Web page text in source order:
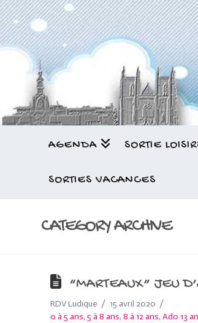
AGENDA SORTIE
SORTIES VACANCES
CATEGORY ARCHIVE
“MARTEAUX” JEU
RDV Ludique
15 avril 2020
0 à 5 ans, 5 à 8 ans, 8 à 12 ans, Ado 13